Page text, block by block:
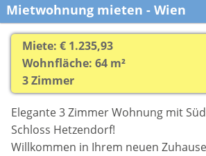
Mietwohnung mieten - Wien
Miete: € 1.235,93
Wohnfläche: 64 m²
3 Zimmer
Elegante 3 Zimmer Wohnung mit
Schloss Hetzendorf!
Willkommen in Ihrem neuen